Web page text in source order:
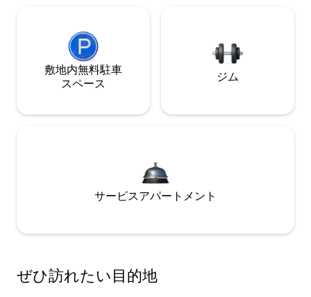
敷地内無料駐⁠車
ス⁠ペ⁠ー⁠ス
ジム
サービスアパートメント
ぜひ訪⁠れ⁠た⁠い目⁠的⁠地